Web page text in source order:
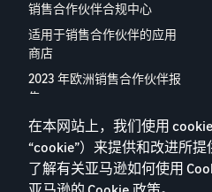
销售合作伙伴合规中心
适用于销售合作伙伴的应用
商店
2023 年欧洲销售合作伙伴报
告
联系我们
在本网站上，我们使用
“cookie”）来提供和改进所
了解有关亚马逊如何使用